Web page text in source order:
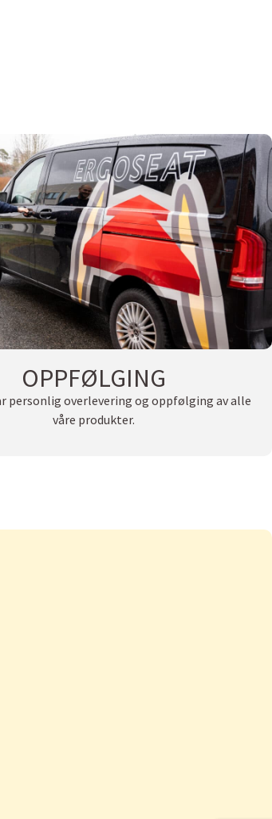
OPPFØLGING
personlig overlevering og oppfølging av alle
våre produkter.